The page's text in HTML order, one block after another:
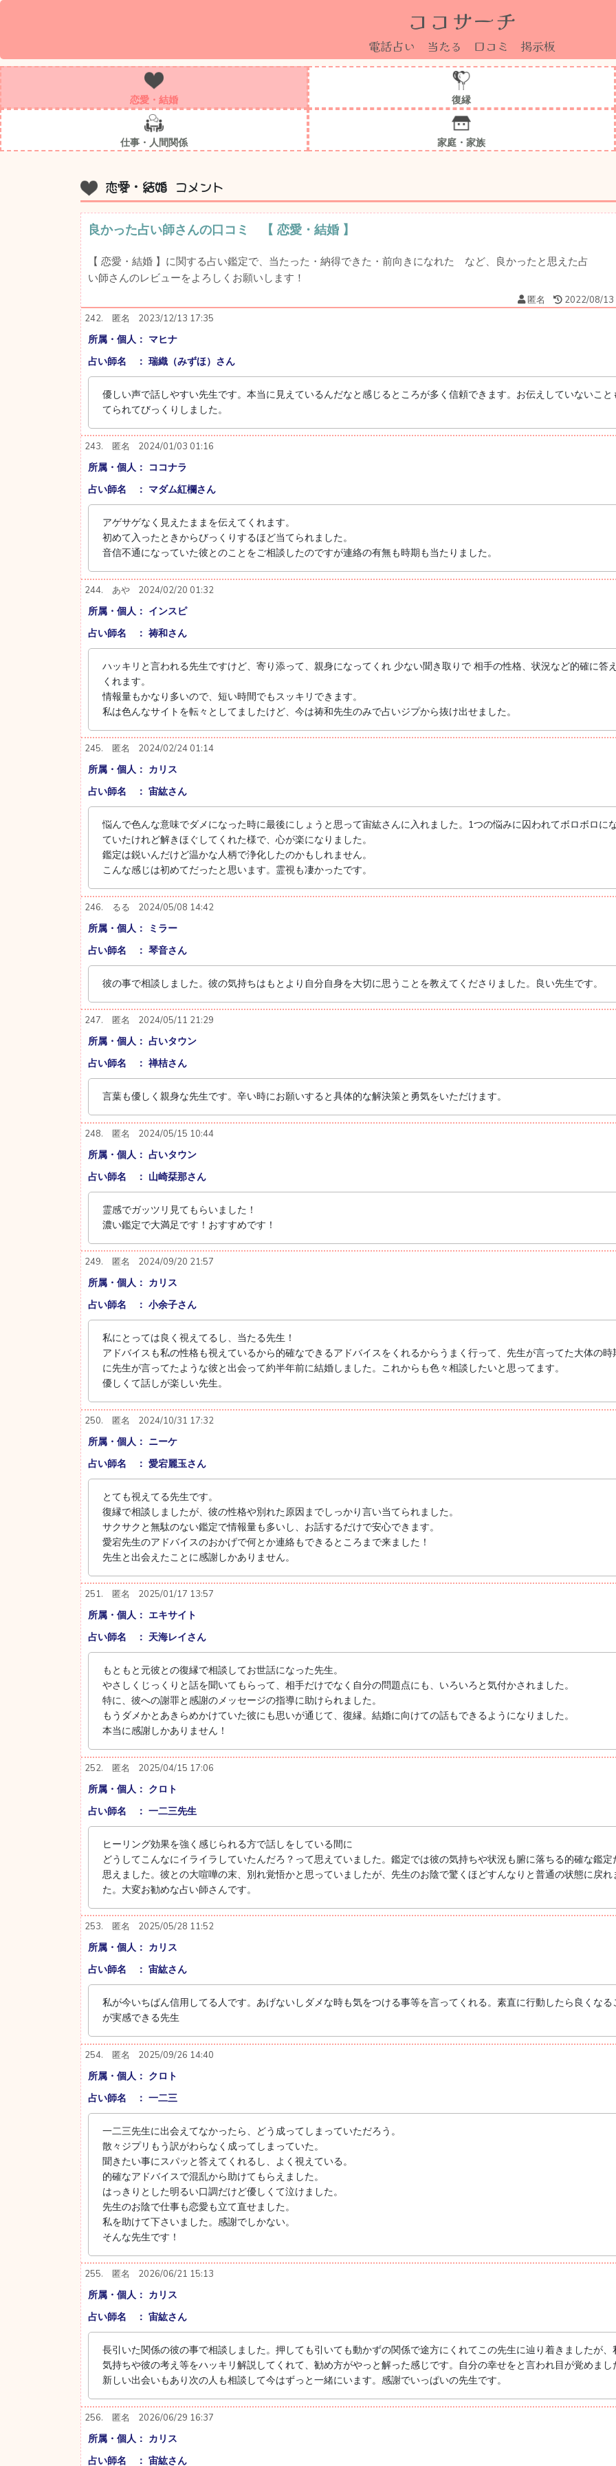
ココサーチ
電話占い 当たる 口コミ 掲示板
恋愛・結婚 復縁
仕事・人間関係 家庭・家族
恋愛・結婚 コメント
良かった占い師さんの口コミ 【 恋愛・結婚 】
【 恋愛・結婚 】に関する占い鑑定で、当たった・納得できた・前向きになれた など、良かったと思えた占
い師さんのレビューをよろしくお願いします！
匿名
2022/08/13
242.
匿名 2023/12/13 17:35
所属・個人： マヒナ
占い師名 ： 瑞織（みずほ）さん
優しい声で話しやすい先生です。本当に見えているんだなと感じるところが多く信頼できます。お伝えしていないこと
てられてびっくりしました。
243. 匿名 2024/01/03 01:16
所属・個人： ココナラ
占い師名 ： マダム紅欄さん
アゲサゲなく見えたままを伝えてくれます。
初めて入ったときからびっくりするほど当てられました。
音信不通になっていた彼とのことをご相談したのですが連絡の有無も時期も当たりました。
244. あや 2024/02/20 01:32
所属・個人： インスピ
占い師名 ： 祷和さん
ハッキリと言われる先生ですけど、寄り添って、親身になってくれ 少ない聞き取りで 相手の性格、状況など的確に答
くれます。
情報量もかなり多いので、短い時間でもスッキリできます。
私は色んなサイトを転々としてましたけど、今は祷和先生のみで占いジプから抜け出せました。
245. 匿名 2024/02/24 01:14
所属・個人： カリス
占い師名 ： 宙紘さん
悩んで色んな意味でダメになった時に最後にしょうと思って宙紘さんに入れました。1つの悩みに囚われてボロボロに
ていたけれど解きほぐしてくれた様で、心が楽になりました。
鑑定は鋭いんだけど温かな人柄で浄化したのかもしれません。
こんな感じは初めてだったと思います。霊視も凄かったです。
246. るる 2024/05/08 14:42
所属・個人： ミラー
占い師名 ： 琴音さん
彼の事で相談しました。彼の気持ちはもとより自分自身を大切に思うことを教えてくださりました。良い先生です。
247. 匿名 2024/05/11 21:29
所属・個人： 占いタウン
占い師名 ： 禅桔さん
言葉も優しく親身な先生です。辛い時にお願いすると具体的な解決策と勇気をいただけます。
248. 匿名 2024/05/15 10:44
所属・個人： 占いタウン
占い師名 ： 山崎栞那さん
霊感でガッツリ見てもらいました！
濃い鑑定で大満足です！おすすめです！
249. 匿名 2024/09/20 21:57
所属・個人： カリス
占い師名 ： 小余子さん
私にとっては良く視えてるし、当たる先生！
アドバイスも私の性格も視えているから的確なできるアドバイスをくれるからうまく行って、先生が言ってた大体の時
に先生が言ってたような彼と出会って約半年前に結婚しました。これからも色々相談したいと思ってます。
優しくて話しが楽しい先生。
250. 匿名 2024/10/31 17:32
所属・個人： ニーケ
占い師名 ： 愛宕麗玉さん
とても視えてる先生です。
復縁で相談しましたが、彼の性格や別れた原因までしっかり言い当てられました。
サクサクと無駄のない鑑定で情報量も多いし、お話するだけで安心できます。
愛宕先生のアドバイスのおかげで何とか連絡もできるところまで来ました！
先生と出会えたことに感謝しかありません。
251. 匿名 2025/01/17 13:57
所属・個人： エキサイト
占い師名 ： 天海レイさん
もともと元彼との復縁で相談してお世話になった先生。
やさしくじっくりと話を聞いてもらって、相手だけでなく自分の問題点にも、いろいろと気付かされました。
特に、彼への謝罪と感謝のメッセージの指導に助けられました。
もうダメかとあきらめかけていた彼にも思いが通じて、復縁。結婚に向けての話もできるようになりました。
本当に感謝しかありません！
252. 匿名 2025/04/15 17:06
所属・個人： クロト
占い師名 ： 一二三先生
ヒーリング効果を強く感じられる方で話しをしている間に
どうしてこんなにイライラしていたんだろ？って思えていました。鑑定では彼の気持ちや状況も腑に落ちる的確な鑑定
思えました。彼との大喧嘩の末、別れ覚悟かと思っていましたが、先生のお陰で驚くほどすんなりと普通の状態に戻れ
た。大変お勧めな占い師さんです。
253. 匿名 2025/05/28 11:52
所属・個人： カリス
占い師名 ： 宙紘さん
私が今いちばん信用してる人です。あげないしダメな時も気をつける事等を言ってくれる。素直に行動したら良くなる
が実感できる先生
254. 匿名 2025/09/26 14:40
所属・個人： クロト
占い師名 ： 一二三
一二三先生に出会えてなかったら、どう成ってしまっていただろう。
散々ジプリもう訳がわらなく成ってしまっていた。
聞きたい事にスパッと答えてくれるし、よく視えている。
的確なアドバイスで混乱から助けてもらえました。
はっきりとした明るい口調だけど優しくて泣けました。
先生のお陰で仕事も恋愛も立て直せました。
私を助けて下さいました。感謝でしかない。
そんな先生です！
255. 匿名 2026/06/21 15:13
所属・個人： カリス
占い師名 ： 宙紘さん
長引いた関係の彼の事で相談しました。押しても引いても動かずの関係で途方にくれてこの先生に辿り着きましたが、
気持ちや彼の考え等をハッキリ解説してくれて、勧め方がやっと解った感じです。自分の幸せをと言われ目が覚めまし
新しい出会いもあり次の人も相談して今はずっと一緒にいます。感謝でいっぱいの先生です。
256. 匿名 2026/06/29 16:37
所属・個人： カリス
占い師名 ： 宙紘さん